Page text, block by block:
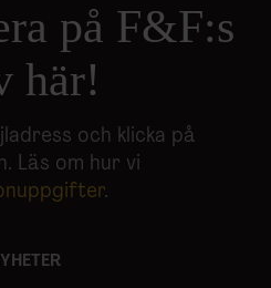
på F&F:s
här!
och klicka på
Läs om hur vi
.